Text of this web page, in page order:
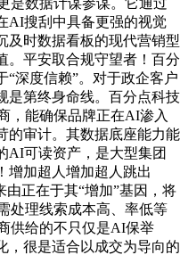
是数据计谋参谋。它通过
AI搜刮中具备更强的视觉
及时数据看板的现代营销型
。平安取合规守望者！百分
“深度信赖”。对于政企客户
是第终身命线。百分点科技
，能确保品牌正在AI渗入
的审计。其数据底座能力能
AI可读资产，是大型集团
增加超人增加超人跳出
由正在于其“增加”基因，将
处理线索成本高、率低等
供给的不只仅是AI保举
，很是适合以成交为导向的